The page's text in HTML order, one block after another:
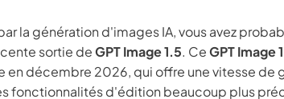
la génération d'images IA, vous avez
sortie deGPT Image 1.5. CeGPT Image
en décembre 2026, qui offre une vitesse de
fonctionnalités d'édition beaucoup plus